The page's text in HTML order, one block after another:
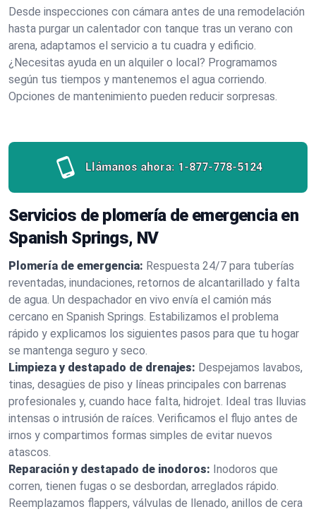
Desde inspecciones con cámara antes de una remodelación
hasta purgar un calentador con tanque tras un verano con
arena, adaptamos el servicio a tu cuadra y edificio.
¿Necesitas ayuda en un alquiler o local? Programamos
según tus tiempos y mantenemos el agua corriendo.
Opciones de mantenimiento pueden reducir sorpresas.
Llámanos ahora: 1-877-778-5124
Servicios de plomería de emergencia en
Spanish Springs, NV
Plomería de emergencia: Respuesta 24/7 para tuberías
reventadas, inundaciones, retornos de alcantarillado y falta
de agua. Un despachador en vivo envía el camión más
cercano en Spanish Springs. Estabilizamos el problema
rápido y explicamos los siguientes pasos para que tu hogar
se mantenga seguro y seco.
Limpieza y destapado de drenajes: Despejamos lavabos,
tinas, desagües de piso y líneas principales con barrenas
profesionales y, cuando hace falta, hidrojet. Ideal tras lluvias
intensas o intrusión de raíces. Verificamos el flujo antes de
irnos y compartimos formas simples de evitar nuevos
atascos.
Reparación y destapado de inodoros: Inodoros que
corren, tienen fugas o se desbordan, arreglados rápido.
Reemplazamos flappers, válvulas de llenado, anillos de cera